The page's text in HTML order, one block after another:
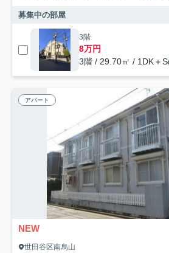
募集中の部屋
3階
8万円
3階 / 29.70㎡ / 1DK＋
アパート
NEW
世田谷区南烏山